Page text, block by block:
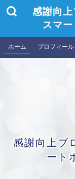
感謝向上
スマー
ホーム プロフィール
感謝向上ブ
ート